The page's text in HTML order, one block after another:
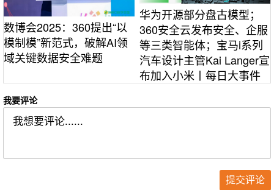
数博会2025：360提出“以
模制模”新范式，破解AI领
域关键数据安全难题
华为开源部分盘古模型；
360安全云发布安全、企服
等三类智能体；宝马i系列
汽车设计主管Kai Langer宣
布加入小米丨每日大事件
我要评论